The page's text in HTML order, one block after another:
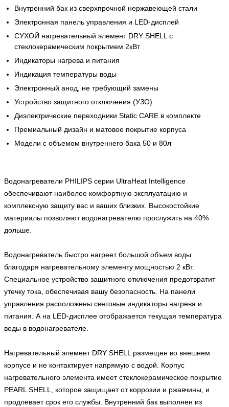
Внутренний бак из сверхпрочной нержавеющей стали
Электронная панель управления и LED-дисплей
СУХОЙ нагревательный элемент DRY SHELL с
стеклокерамическим покрытием 2кВт
Индикаторы нагрева и питания
Индикация температуры воды
Электронный анод, не требующий замены
Устройство защитного отключения (УЗО)
Диэлектрические переходники Static CARE в комплекте
Премиальный дизайн и матовое покрытие корпуса
Модели с объемом внутреннего бака 50 и 80л
Водонагреватели PHILIPS серии UltraHeat Intelligence
обеспечивают наиболее комфортную эксплуатацию и
комплексную защиту вас и ваших близких. Высокостойкие
материалы позволяют водонагревателю прослужить на 40%
дольше.
Водонагреватель быстро нагреет большой объем воды
благодаря нагревательному элементу мощностью 2 кВт.
Специальное устройство защитного отключения предотвратит
утечку тока, обеспечивая вашу безопасность. На панели
управления расположены световые индикаторы нагрева и
питания. А на LED-дисплее отображается текущая температура
воды в водонагревателе.
Нагревательный элемент DRY SHELL размещен во внешнем
корпусе и не контактирует напрямую с водой. Корпус
нагревательного элемента имеет стеклокерамическое покрытие
PEARL SHELL, которое защищает от коррозии и ржавчины, и
продлевает срок его службы. Внутренний бак выполнен из